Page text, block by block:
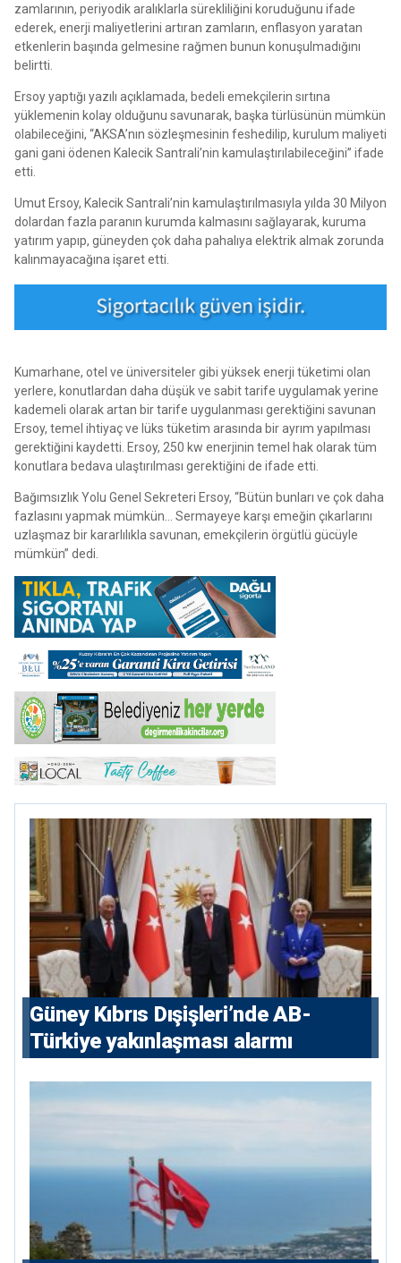
zamlarının, periyodik aralıklarla sürekliliğini koruduğunu ifade
ederek, enerji maliyetlerini artıran zamların, enflasyon yaratan
etkenlerin başında gelmesine rağmen bunun konuşulmadığını
belirtti.
Ersoy yaptığı yazılı açıklamada, bedeli emekçilerin sırtına
yüklemenin kolay olduğunu savunarak, başka türlüsünün mümkün
olabileceğini, “AKSA’nın sözleşmesinin feshedilip, kurulum maliyeti
gani gani ödenen Kalecik Santrali’nin kamulaştırılabileceğini” ifade
etti.
Umut Ersoy, Kalecik Santrali’nin kamulaştırılmasıyla yılda 30 Milyon
dolardan fazla paranın kurumda kalmasını sağlayarak, kuruma
yatırım yapıp, güneyden çok daha pahalıya elektrik almak zorunda
kalınmayacağına işaret etti.
Kumarhane, otel ve üniversiteler gibi yüksek enerji tüketimi olan
yerlere, konutlardan daha düşük ve sabit tarife uygulamak yerine
kademeli olarak artan bir tarife uygulanması gerektiğini savunan
Ersoy, temel ihtiyaç ve lüks tüketim arasında bir ayrım yapılması
gerektiğini kaydetti. Ersoy, 250 kw enerjinin temel hak olarak tüm
konutlara bedava ulaştırılması gerektiğini de ifade etti.
Bağımsızlık Yolu Genel Sekreteri Ersoy, “Bütün bunları ve çok daha
fazlasını yapmak mümkün… Sermayeye karşı emeğin çıkarlarını
uzlaşmaz bir kararlılıkla savunan, emekçilerin örgütlü gücüyle
mümkün” dedi.
Güney Kıbrıs Dışişleri’nde AB-
Türkiye yakınlaşması alarmı